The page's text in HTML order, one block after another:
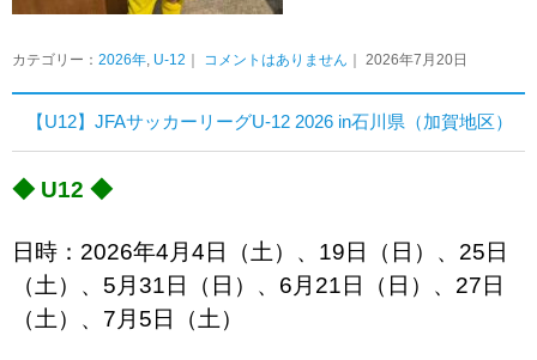
カテゴリー： 2026年, U-12 コメントはありません ｜ 2026年7月20日
【U12】JFAサッカーリーグU-12 2026 in石川県（加賀地区）
◆ U12 ◆
日時：2026年4月4日（土）、19日（日）、25日
（土）、5月31日（日）、6月21日（日）、27日
（土）、7月5日（土）